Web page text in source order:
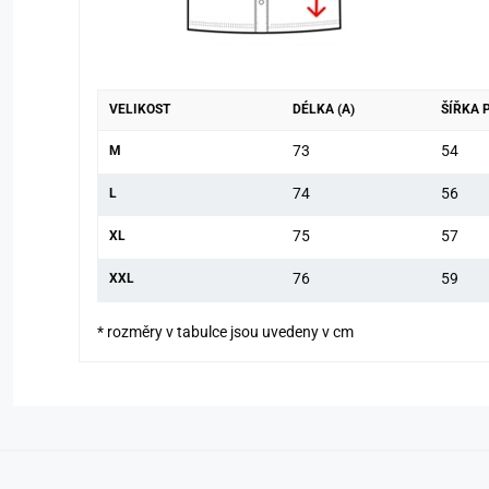
VELIKOST DÉLKA (A) ŠÍŘKA
M 73 54
L 74 56
XL 75 57
XXL 76 59
* rozměry v tabulce jsou uvedeny v cm